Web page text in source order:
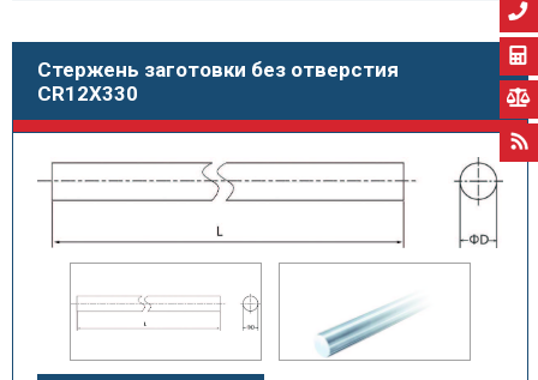
Стержень заготовки без отверстия
CR12X330